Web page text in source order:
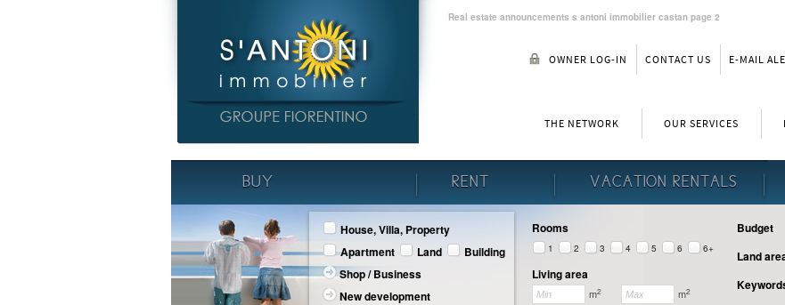
Real estate announcements s antoni immobilier castan page 2
OWNER LOG-IN CONTACT US E-MAIL
THE NETWORK OUR SERVICES
BUY RENT VACATION RENTALS
House, Villa, Property
Apartment
Land
Building
Shop / Business
New development
Rooms
1 2 3 4 5 6 6+
Living area
m2 m2
Budget
Land